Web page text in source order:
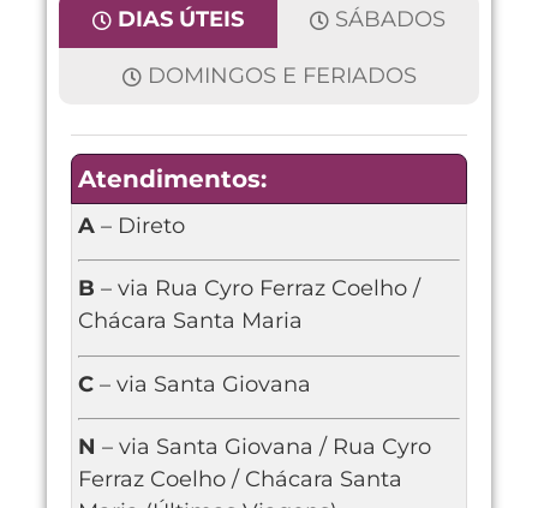
DIAS ÚTEIS SÁBADOS
DOMINGOS E FERIADOS
Atendimentos:
A – Direto
B – via Rua Cyro Ferraz Coelho /
Chácara Santa Maria
C – via Santa Giovana
N – via Santa Giovana / Rua Cyro
Ferraz Coelho / Chácara Santa